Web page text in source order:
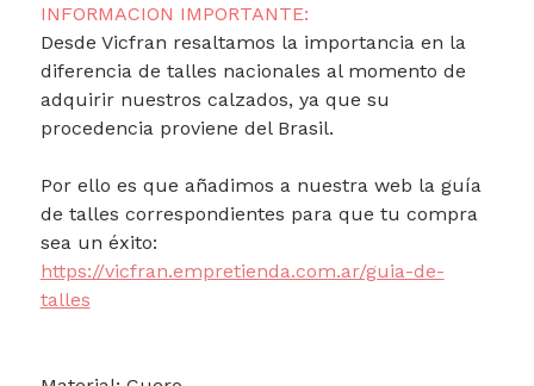
INFORMACION IMPORTANTE:
Desde Vicfran resaltamos la importancia en la
diferencia de talles nacionales al momento de
adquirir nuestros calzados, ya que su
procedencia proviene del Brasil.
Por ello es que añadimos a nuestra web la guía
de talles correspondientes para que tu compra
sea un éxito:
https://vicfran.empretienda.com.ar/guia-de-
talles